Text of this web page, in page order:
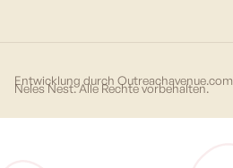
Entwicklung durch Outreachavenue.com
Neles Nest. Alle Rechte vorbehalten.